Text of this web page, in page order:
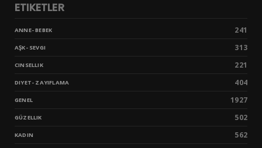
ETIKETLER
ANNE- BEBEK 241
AŞK- SEVGI 313
CINSELLIK 221
DIYET- ZAYIFLAMA 404
GENEL 1927
GÜZELLIK 502
KADIN
562